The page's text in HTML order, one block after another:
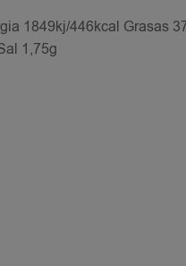
1849kj/446kcal Grasas
1,75g